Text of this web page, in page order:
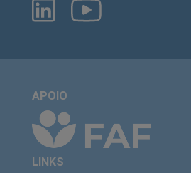
APOIO
LINKS